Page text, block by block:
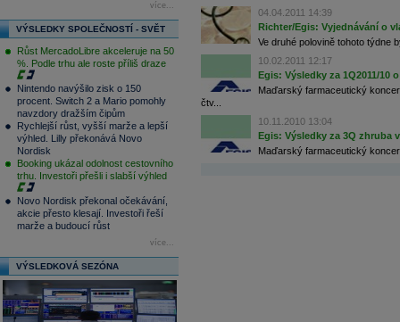
více...
VÝSLEDKY SPOLEČNOSTÍ - SVĚT
Růst MercadoLibre akceleruje na 50
%. Podle trhu ale roste příliš draze
Nintendo navýšilo zisk o 150
procent. Switch 2 a Mario pomohly
navzdory dražším čipům
Rychlejší růst, vyšší marže a lepší
výhled. Lilly překonává Novo
Nordisk
Booking ukázal odolnost cestovního
trhu. Investoři přešli i slabší výhled
Novo Nordisk překonal očekávání,
akcie přesto klesají. Investoři řeší
marže a budoucí růst
více...
VÝSLEDKOVÁ SEZÓNA
04.04.2011 14:39
Richter/Egis: Vyjednávání o
Ve druhé polovině tohoto týdne
10.02.2011 12:17
Egis: Výsledky za 1Q2011/10
Maďarský farmaceutický
čtv...
10.11.2010 13:04
Egis: Výsledky za 3Q zhruba
Maďarský farmaceutický